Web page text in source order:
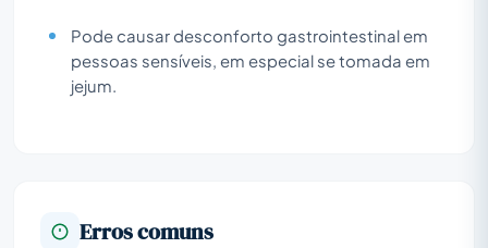
Pode causar desconforto gastrointestinal em
pessoas sensíveis, em especial se tomada em
jejum.
Erros comuns